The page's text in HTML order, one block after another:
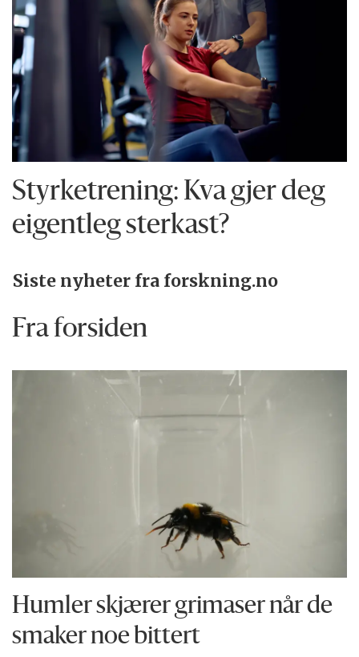
Styrketrening: Kva gjer deg
eigentleg sterkast?
Siste nyheter fra forskning.no
Fra forsiden
Humler skjærer grimaser når de
smaker noe bittert